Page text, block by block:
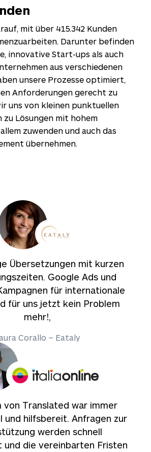
Übersetzungen mit kurzen
Google Ads und
für internationale
für uns jetzt kein Problem
mehr!,
Corallo – Eataly
von Translated war immer
und hilfsbereit. Anfragen zur
werden schnell
die vereinbarten Fristen
mit über 415.342 Kunden
Darunter befinden
innovative Start-ups als auch
aus verschiedenen
unsere Prozesse optimiert,
Anforderungen gerecht zu
uns von kleinen punktuellen
zu Lösungen mit hohem
zuwenden und auch das
übernehmen.